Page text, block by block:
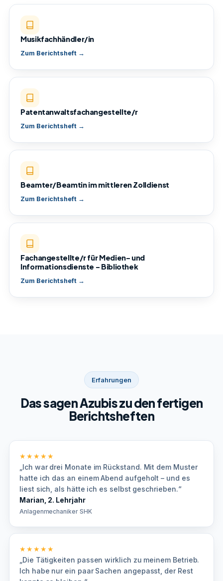
Musikfachhändler/in
Zum Berichtsheft →
Patentanwaltsfachangestellte/r
Zum Berichtsheft →
Beamter/Beamtin im mittleren Zolldienst
Zum Berichtsheft →
Fachangestellte/r für Medien- und
Informationsdienste – Bibliothek
Zum Berichtsheft →
Erfahrungen
Das sagen Azubis zu den fertigen
Berichtsheften
★★★★★
„Ich war drei Monate im Rückstand. Mit dem Muster
hatte ich das an einem Abend aufgeholt – und es
liest sich, als hätte ich es selbst geschrieben.“
Marian, 2. Lehrjahr
Anlagenmechaniker SHK
★★★★★
„Die Tätigkeiten passen wirklich zu meinem Betrieb.
Ich habe nur ein paar Sachen angepasst, der Rest